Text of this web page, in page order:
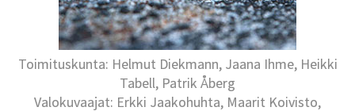
Toimituskunta: Helmut Diekmann, Jaana Ihme, Heikki
Tabell, Patrik Åberg
Valokuvaajat: Erkki Jaakohuhta, Maarit Koivisto,